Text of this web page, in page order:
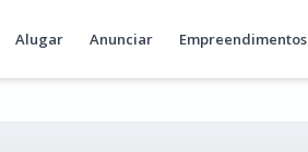
Alugar Anunciar Empreendimentos